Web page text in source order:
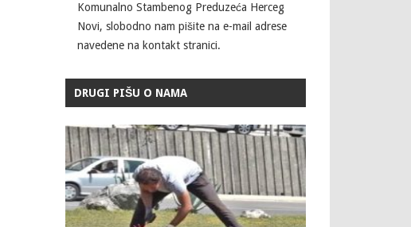
Komunalno Stambenog Preduzeća Herceg
Novi, slobodno nam pišite na e-mail adrese
navedene na kontakt stranici.
DRUGI PIŠU O NAMA